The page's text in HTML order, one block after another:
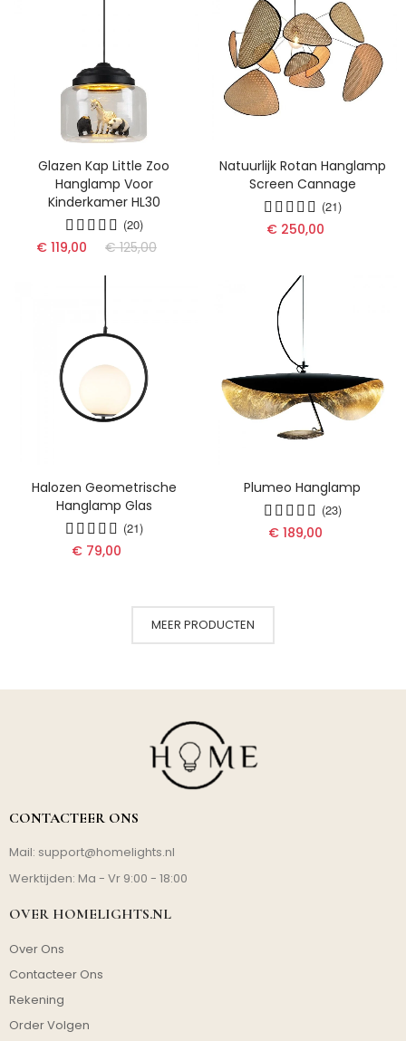
Glazen Kap Little Zoo
Hanglamp Voor
Kinderkamer HL30
(20)
€ 119,00 € 125,00
Natuurlijk Rotan Hanglamp
Screen Cannage
(21)
€ 250,00
Halozen Geometrische
Hanglamp Glas
(21)
€ 79,00
Plumeo Hanglamp
(23)
€ 189,00
MEER PRODUCTEN
CONTACTEER ONS
Mail: support@homelights.nl
Werktijden: Ma - Vr 9:00 - 18:00
OVER HOMELIGHTS.NL
Over Ons
Contacteer Ons
Rekening
Order Volgen